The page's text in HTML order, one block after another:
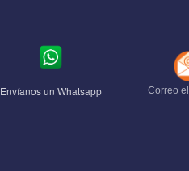
Envíanos un Whatsapp Correo